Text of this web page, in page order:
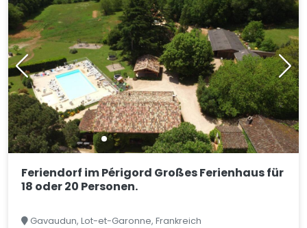
Feriendorf im Périgord Großes Ferienhaus für
18 oder 20 Personen.
Gavaudun, Lot-et-Garonne, Frankreich